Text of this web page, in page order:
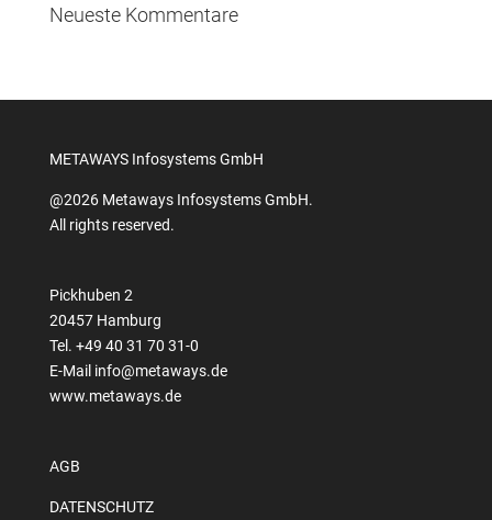
Neueste Kommentare
METAWAYS Infosystems GmbH
@2026 Metaways Infosystems GmbH.
All rights reserved.
Pickhuben 2
20457 Hamburg
Tel. +49 40 31 70 31-0
E-Mail info@metaways.de
www.metaways.de
AGB
DATENSCHUTZ